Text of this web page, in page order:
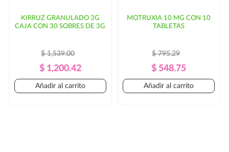
KIRRUZ GRANULADO 3G
CAJA CON 30 SOBRES DE 3G
Precio
Regular
$ 1,539.00
Precio
$ 1,200.42
Añadir al carrito
MOTRUXIA 10 MG CON 10
TABLETAS
Precio
Regular
$ 795.29
Precio
$ 548.75
Añadir al carrito